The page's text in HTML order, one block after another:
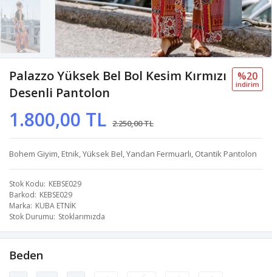
Palazzo Yüksek Bel Bol Kesim Kırmızı
Desenli Pantolon
1.800,00 TL 2.250,00 TL
%20
i̇ndi̇ri̇m
Bohem Giyim, Etnik, Yüksek Bel, Yandan Fermuarlı, Otantik Pantolon
Stok Kodu KEBSE029
Barkod KEBSE029
Marka KUBA ETNİK
Stok Durumu Stoklarımızda
Beden